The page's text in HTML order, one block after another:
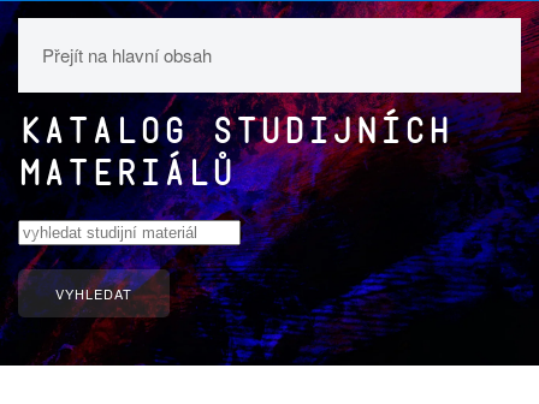
Přejít na hlavní obsah
Katalog studijních
materiálů
VYHLEDAT